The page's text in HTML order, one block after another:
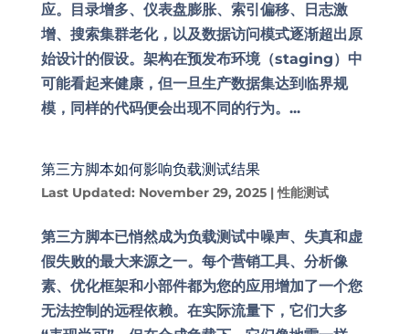
应。目录增多、仪表盘膨胀、索引偏移、日志激
增、搜索集群老化，以及数据访问模式逐渐超出原
始设计的假设。架构在预发布环境（staging）中
可能看起来健康，但一旦生产数据集达到临界规
模，同样的代码便会出现不同的行为。...
第三方脚本如何影响负载测试结果
Last Updated: November 29, 2025|性能测试
第三方脚本已悄然成为负载测试中噪声、失真和虚
假失败的最大来源之一。每个营销工具、分析像
素、优化框架和小部件都为您的应用增加了一个您
无法控制的远程依赖。在实际流量下，它们大多